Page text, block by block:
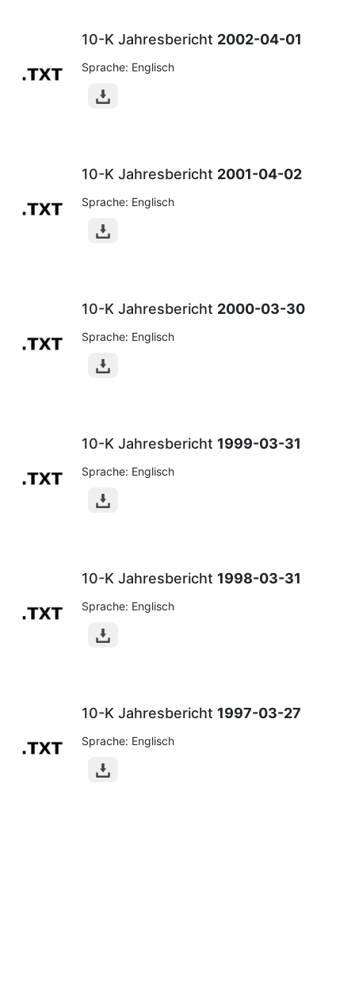
10-K Jahresbericht 2002-04-01
Sprache: Englisch
10-K Jahresbericht 2001-04-02
Sprache: Englisch
10-K Jahresbericht 2000-03-30
Sprache: Englisch
10-K Jahresbericht 1999-03-31
Sprache: Englisch
10-K Jahresbericht 1998-03-31
Sprache: Englisch
10-K Jahresbericht 1997-03-27
Sprache: Englisch